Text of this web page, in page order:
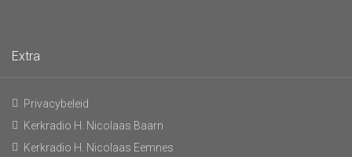
Extra
Privacybeleid
Kerkradio H. Nicolaas Baarn
Kerkradio H. Nicolaas Eemnes